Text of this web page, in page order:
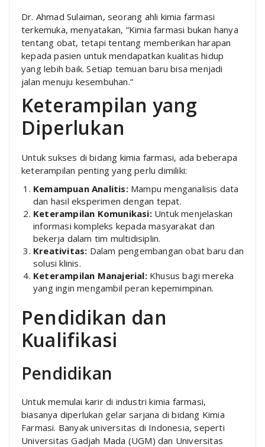
Dr. Ahmad Sulaiman, seorang ahli kimia farmasi
terkemuka, menyatakan, “Kimia farmasi bukan hanya
tentang obat, tetapi tentang memberikan harapan
kepada pasien untuk mendapatkan kualitas hidup
yang lebih baik. Setiap temuan baru bisa menjadi
jalan menuju kesembuhan.”
Keterampilan yang
Diperlukan
Untuk sukses di bidang kimia farmasi, ada beberapa
keterampilan penting yang perlu dimiliki:
Kemampuan Analitis:Mampu menganalisis data
dan hasil eksperimen dengan tepat.
Keterampilan Komunikasi:Untuk menjelaskan
informasi kompleks kepada masyarakat dan
bekerja dalam tim multidisiplin.
Kreativitas: Dalam pengembangan obat baru dan
solusi klinis.
Keterampilan Manajerial:Khusus bagi mereka
yang ingin mengambil peran kepemimpinan.
Pendidikan dan
Kualifikasi
Pendidikan
Untuk memulai karir di industri kimia farmasi,
biasanya diperlukan gelar sarjana di bidang Kimia
Farmasi. Banyak universitas di Indonesia, seperti
Universitas Gadjah Mada (UGM) dan Universitas